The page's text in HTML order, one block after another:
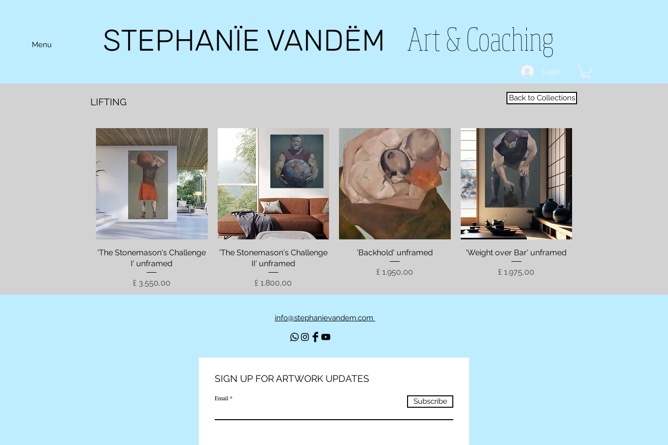
Menu STEPHANÏE VANDËM Art & Coaching
Login
LIFTING Back to Collections
Visualização rápida
'The Stonemason's Challenge
I' unframed
Preço
£ 3.550,00
Visualização rápida
'The Stonemason's Challenge
II' unframed
Preço
£ 1.800,00
Visualização rápida
'Backhold' unframed
Preço
£ 1.950,00
Visualização rápida
'Weight over Bar' unframed
Preço
£ 1.975,00
info@stephanievandem.com
SIGN UP FOR ARTWORK UPDATES
Email Subscribe